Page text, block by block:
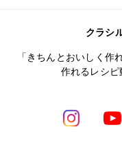
クラシ
「きちんとおいしく作
作れるレシピ